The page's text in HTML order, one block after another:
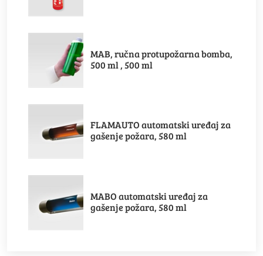
MAB, ručna protupožarna bomba,
500 ml , 500 ml
FLAMAUTO automatski uređaj za
gašenje požara, 580 ml
MABO automatski uređaj za
gašenje požara, 580 ml